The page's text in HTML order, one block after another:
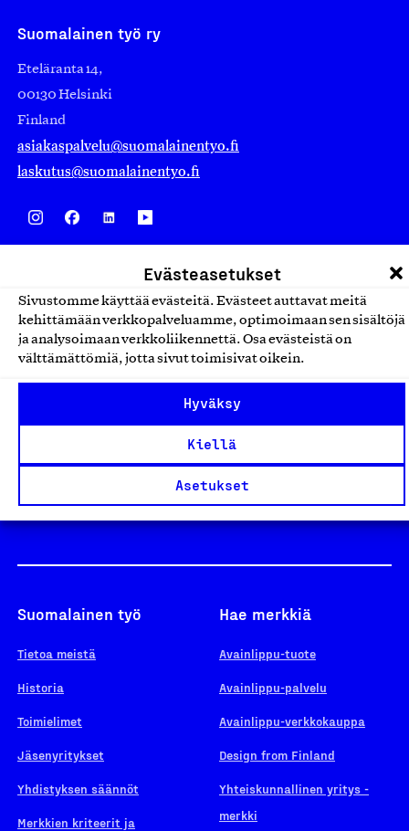
Evästeasetukset
Sivustomme käyttää evästeitä. Evästeet auttavat meitä
kehittämään verkkopalveluamme, optimoimaan sen sisältöjä
ja analysoimaan verkkoliikennettä. Osa evästeistä on
välttämättömiä, jotta sivut toimisivat oikein.
Hyväksy
Kiellä
Asetukset
Suomalainen työ ry
Eteläranta 14,
00130 Helsinki
Finland
asiakaspalvelu@suomalainentyo.fi
laskutus@suomalainentyo.fi
Design From Finland
Yhteiskunnallinen Yritys -merkki
Suomalainen työ
Tietoa meistä
Historia
Toimielimet
Jäsenyritykset
Yhdistyksen säännöt
Merkkien kriteerit ja
Hae merkkiä
Avainlippu-tuote
Avainlippu-palvelu
Avainlippu-verkkokauppa
Design from Finland
Yhteiskunnallinen yritys -
merkki